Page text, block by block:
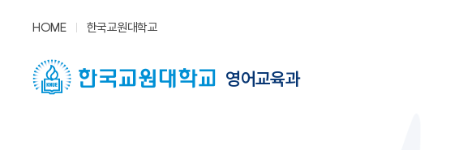
HOME 한국교원대학교
영어교육과